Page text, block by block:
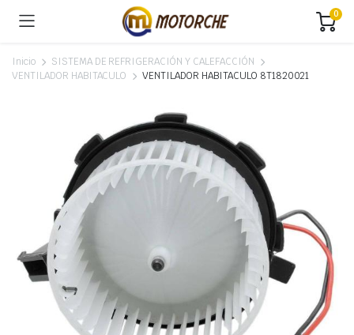
0
Inicio
SISTEMA DE REFRIGERACIÓN Y CALEFACCIÓN
VENTILADOR HABITACULO
VENTILADOR HABITACULO 8T1820021